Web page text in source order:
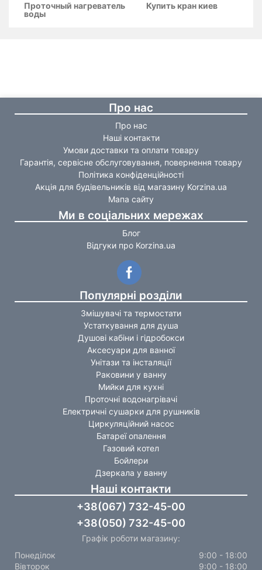
Проточный нагреватель
воды
Купить кран киев
Про нас
Про нас
Наші контакти
Умови доставки та оплати товару
Гарантія, сервісне обслуговування, повернення товару
Політика конфіденційності
Акція для будівельників від магазину Korzina.ua
Мапа сайту
Ми в соціальних мережах
Блог
Відгуки про Korzina.ua
Популярні розділи
Змішувачі та термостати
Устаткування для душа
Душові кабіни і гідробокси
Аксесуари для ванної
Унітази та інсталяції
Раковини у ванну
Мийки для кухні
Проточні водонагрівачі
Електричні сушарки для рушників
Циркуляційний насос
Батареї опалення
Газовий котел
Бойлери
Дзеркала у ванну
Наші контакти
+38(067) 732-45-00
+38(050) 732-45-00
Графік роботи магазину:
Понеділок
9:00 - 18:00
Вівторок
9:00 - 18:00